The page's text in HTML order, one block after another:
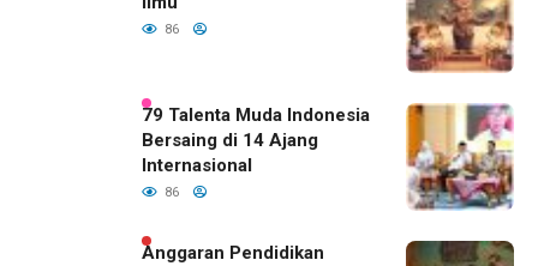
86
79 Talenta Muda Indonesia
Bersaing di 14 Ajang
Internasional
86
Anggaran Pendidikan